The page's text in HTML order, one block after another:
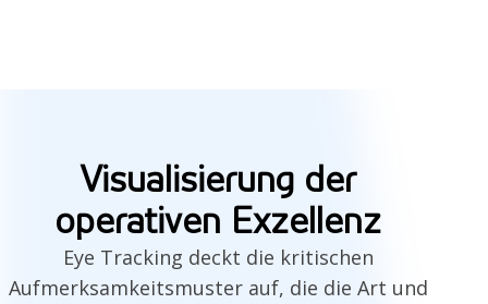
Visualisierung der
operativen Exzellenz
Eye Tracking deckt die kritischen
Aufmerksamkeitsmuster auf, die die Art und